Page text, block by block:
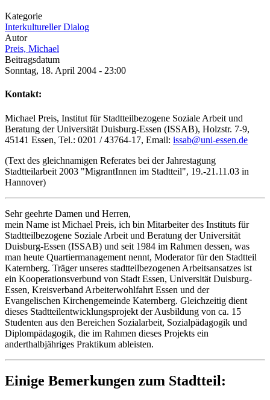
Kategorie
Interkultureller Dialog
Autor
Preis, Michael
Beitragsdatum
Sonntag, 18. April 2004 - 23:00
Kontakt:
Michael Preis, Institut für Stadtteilbezogene Soziale Arbeit und
Beratung der Universität Duisburg-Essen (ISSAB), Holzstr. 7-9,
45141 Essen, Tel.: 0201 / 43764-17, Email: issab@uni-essen.de
(Text des gleichnamigen Referates bei der Jahrestagung
Stadtteilarbeit 2003 "MigrantInnen im Stadtteil", 19.-21.11.03 in
Hannover)
Sehr geehrte Damen und Herren,
mein Name ist Michael Preis, ich bin Mitarbeiter des Instituts für
Stadtteilbezogene Soziale Arbeit und Beratung der Universität
Duisburg-Essen (ISSAB) und seit 1984 im Rahmen dessen, was
man heute Quartiermanagement nennt, Moderator für den Stadtteil
Katernberg. Träger unseres stadtteilbezogenen Arbeitsansatzes ist
ein Kooperationsverbund von Stadt Essen, Universität Duisburg-
Essen, Kreisverband Arbeiterwohlfahrt Essen und der
Evangelischen Kirchengemeinde Katernberg. Gleichzeitig dient
dieses Stadtteilentwicklungsprojekt der Ausbildung von ca. 15
Studenten aus den Bereichen Sozialarbeit, Sozialpädagogik und
Diplompädagogik, die im Rahmen dieses Projekts ein
anderthalbjähriges Praktikum ableisten.
Einige Bemerkungen zum Stadtteil: